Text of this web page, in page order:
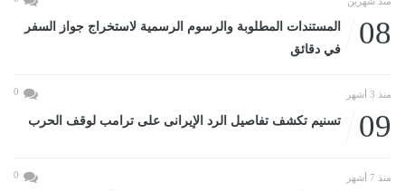
08
المستندات المطلوبة والرسوم الرسمية لاستخراج جواز السفر
في دقائق
منذ 3 أشهر 0
09 تسنيم تكشف تفاصيل الرد الإيرانى على ترامب لوقف الحرب
منذ 7 أشهر 0